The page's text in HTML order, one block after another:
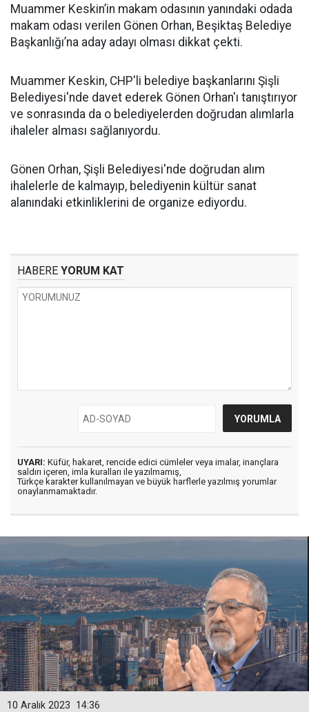
Muammer Keskin’in makam odasının yanındaki odada
makam odası verilen Gönen Orhan, Beşiktaş Belediye
Başkanlığı’na aday adayı olması dikkat çekti.
Muammer Keskin, CHP'li belediye başkanlarını Şişli
Belediyesi'nde davet ederek Gönen Orhan'ı tanıştırıyor
ve sonrasında da o belediyelerden doğrudan alımlarla
ihaleler alması sağlanıyordu.
Gönen Orhan, Şişli Belediyesi'nde doğrudan alım
ihalelerle de kalmayıp, belediyenin kültür sanat
alanındaki etkinliklerini de organize ediyordu.
HABERE YORUM KAT
UYARI: Küfür, hakaret, rencide edici cümleler veya imalar, inançlara
saldırı içeren, imla kuralları ile yazılmamış,
Türkçe karakter kullanılmayan ve büyük harflerle yazılmış yorumlar
onaylanmamaktadır.
14:36
10 Aralık 2023